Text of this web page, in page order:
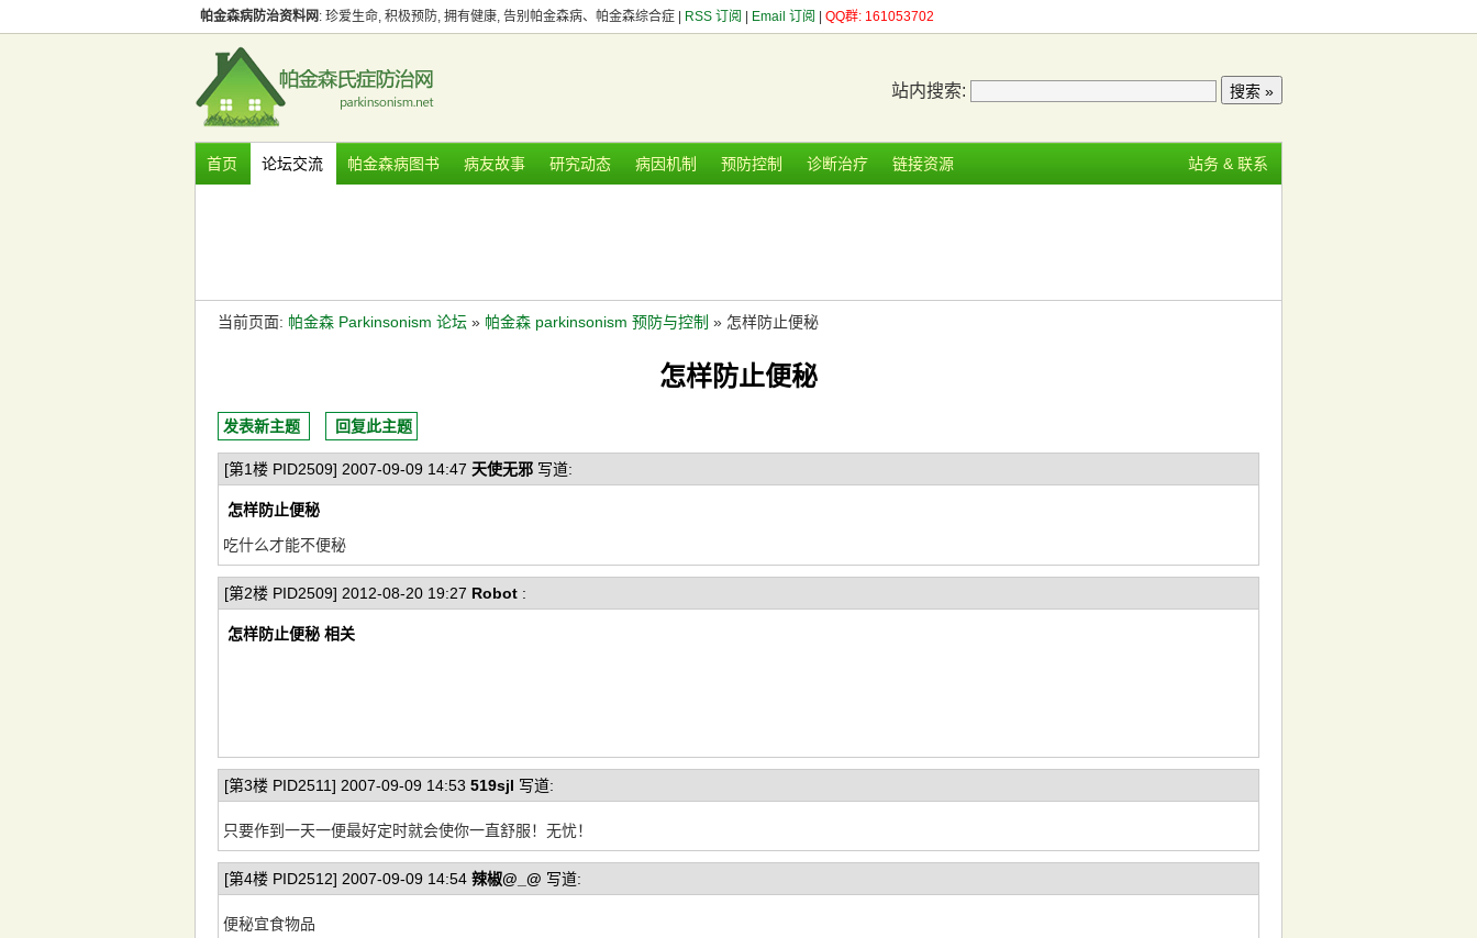
帕金森病防治资料网 : 珍爱生命, 积极预防, 拥有健康, 告别帕金森病、帕金森综合症 | RSS 订阅 Email 订阅 QQ群: 161053702
站内搜索:
首页 论坛交流 帕金森病图书 病友故事 研究动态 病因机制 预防控制 诊断治疗 链接资源 站务 & 联系
当前页面: 帕金森 Parkinsonism 论坛 » 帕金森 parkinsonism 预防与控制 » 怎样防止便秘
怎样防止便秘
发表新主题 回复此主题
[第1楼 PID2509] 2007-09-09 14:47 天使无邪 写道:
怎样防止便秘
吃什么才能不便秘
[第2楼 PID2509] 2012-08-20 19:27 Robot :
怎样防止便秘 相关
[第3楼 PID2511] 2007-09-09 14:53 519sjl 写道:
只要作到一天一便最好定时就会使你一直舒服！无忧！
[第4楼 PID2512] 2007-09-09 14:54 辣椒@_@ 写道:
便秘宜食物品